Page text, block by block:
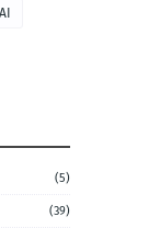
(5)
(39)